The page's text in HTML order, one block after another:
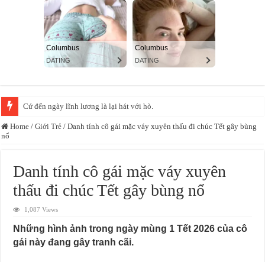
Cứ đến ngày lĩnh lương là lại hát với hò.
Home / Giới Trẻ / Danh tính cô gái mặc váy xuyên thấu đi chúc Tết gây bùng
nổ
Danh tính cô gái mặc váy xuyên
thấu đi chúc Tết gây bùng nổ
1,087 Views
Những hình ảnh trong ngày mùng 1 Tết 2026 của cô
gái này đang gây tranh cãi.